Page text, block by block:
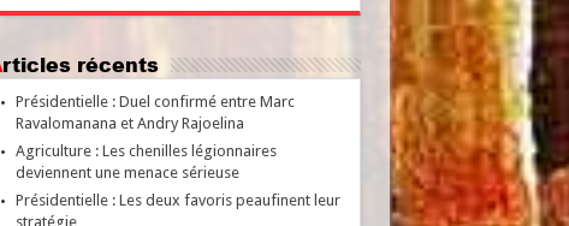
Articles récents
Présidentielle : Duel confirmé entre Marc
Ravalomanana et Andry Rajoelina
Agriculture : Les chenilles légionnaires
deviennent une menace sérieuse
Présidentielle : Les deux favoris peaufinent leur
stratégie